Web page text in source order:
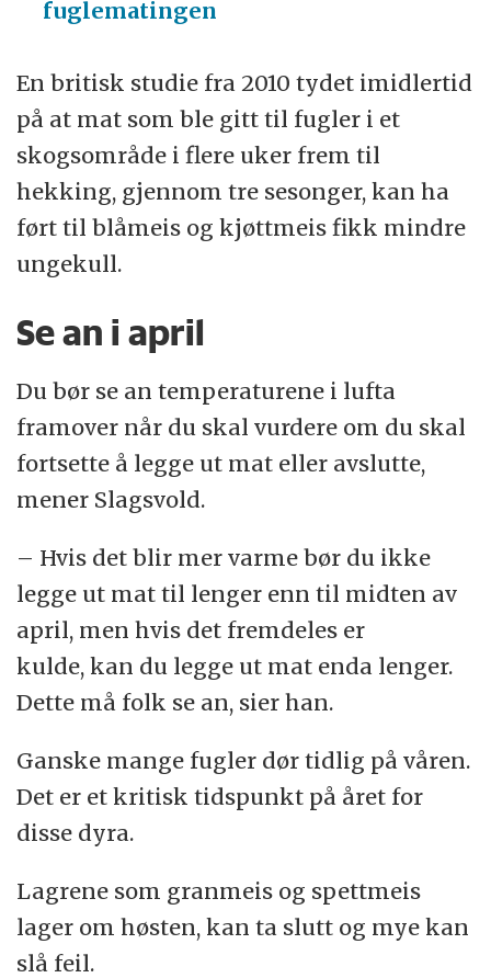
fuglematingen
En britisk studie fra 2010 tydet imidlertid
på at mat som ble gitt til fugler i et
skogsområde i flere uker frem til
hekking, gjennom tre sesonger, kan ha
ført til blåmeis og kjøttmeis fikk mindre
ungekull.
Se an i april
Du bør se an temperaturene i lufta
framover når du skal vurdere om du skal
fortsette å legge ut mat eller avslutte,
mener Slagsvold.
– Hvis det blir mer varme bør du ikke
legge ut mat til lenger enn til midten av
april, men hvis det fremdeles er
kulde, kan du legge ut mat enda lenger.
Dette må folk se an, sier han.
Ganske mange fugler dør tidlig på våren.
Det er et kritisk tidspunkt på året for
disse dyra.
Lagrene som granmeis og spettmeis
lager om høsten, kan ta slutt og mye kan
slå feil.